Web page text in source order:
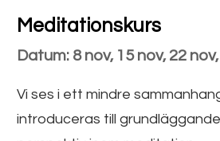
Meditationskurs
Datum: 8 nov, 15 nov, 22
Vi ses i ett mindre
introduceras till